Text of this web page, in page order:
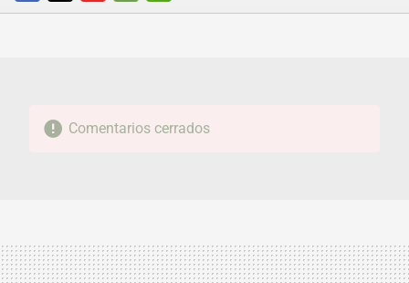
FACEBOOKTWITTERFLIPBOARD
E-
WHATSAPP
Comentarios cerrados